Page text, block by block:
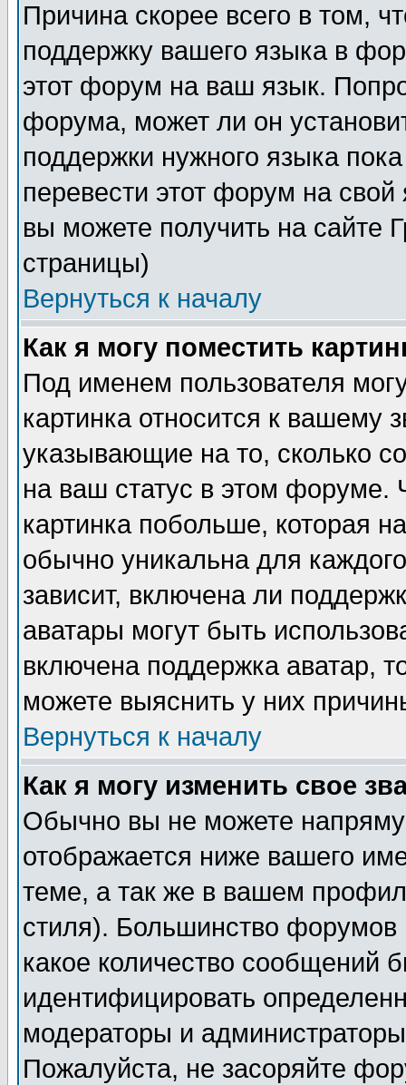
Причина скорее всего в том,
поддержку вашего языка в
этот форум на ваш язык.
форума, может ли он
поддержки нужного языка
перевести этот форум на
вы можете получить на сайте
страницы)
Вернуться к началу
Как я могу поместить
Под именем пользователя
картинка относится к вашему
указывающие на то, сколько
на ваш статус в этом форуме.
картинка побольше, которая
обычно уникальна для
зависит, включена ли
аватары могут быть
включена поддержка аватар,
можете выяснить у них
Вернуться к началу
Как я могу изменить свое
Обычно вы не можете
отображается ниже вашего
теме, а так же в вашем
стиля). Большинство форумов
какое количество сообщений
идентифицировать
модераторы и
Пожалуйста, не засоряйте